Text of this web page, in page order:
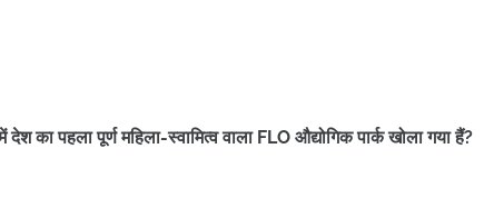
का पहला पूर्ण महिला-स्वामित्व वाला FLO औद्योगिक पार्क खोला गया हैं?